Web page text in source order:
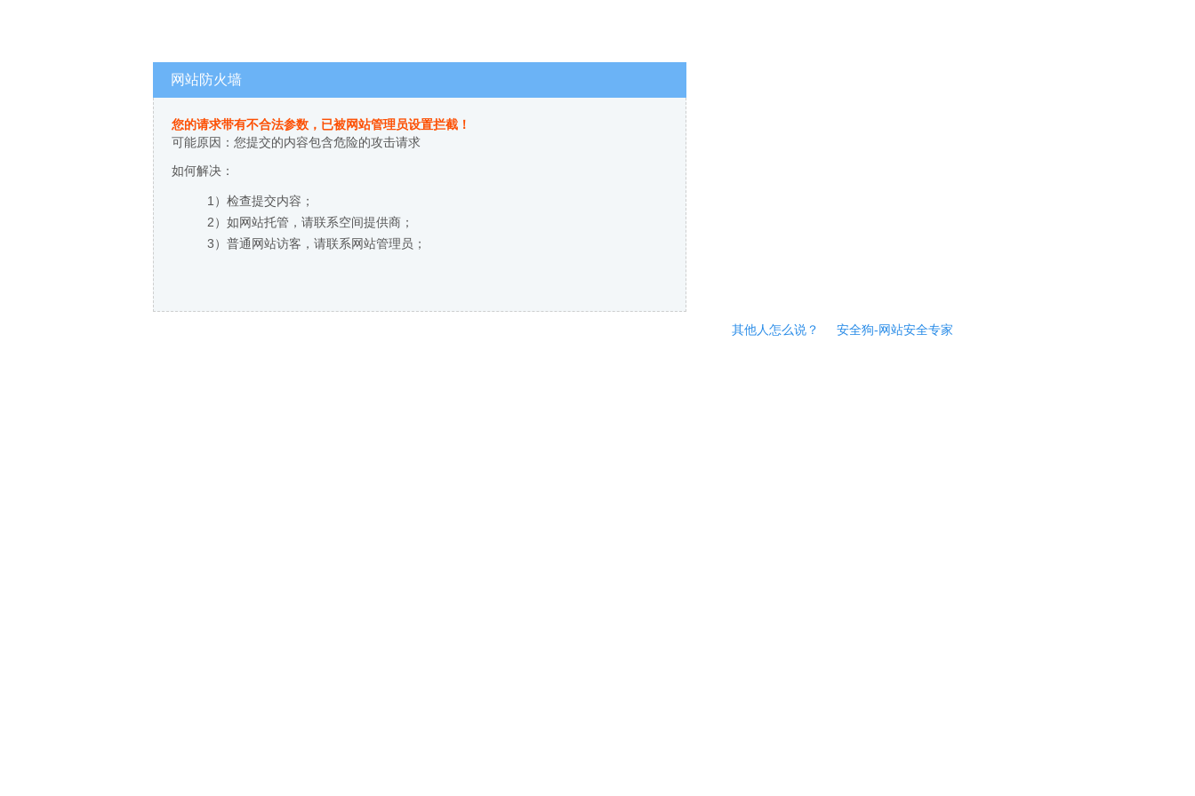
网站防火墙
您的请求带有不合法参数，已被网站管理员设置拦截！
可能原因：您提交的内容包含危险的攻击请求
如何解决：
1）检查提交内容；
2）如网站托管，请联系空间提供商；
3）普通网站访客，请联系网站管理员；
其他人怎么说？ 安全狗-网站安全专家